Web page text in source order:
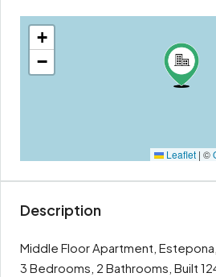
+
−
Leaflet | ©
Description
Middle Floor Apartment,
3 Bedrooms, 2 Bathrooms, Built